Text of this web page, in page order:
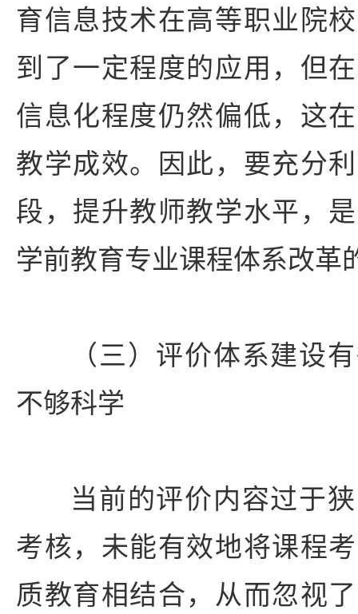
育信息技术在高等职业院
到了一定程度的应用，但
信息化程度仍然偏低，这
教学成效。因此，要充分
段，提升教师教学水平，
学前教育专业课程体系改革
（三）评价体系建设
不够科学
当前的评价内容过于
考核，未能有效地将课程
质教育相结合，从而忽视